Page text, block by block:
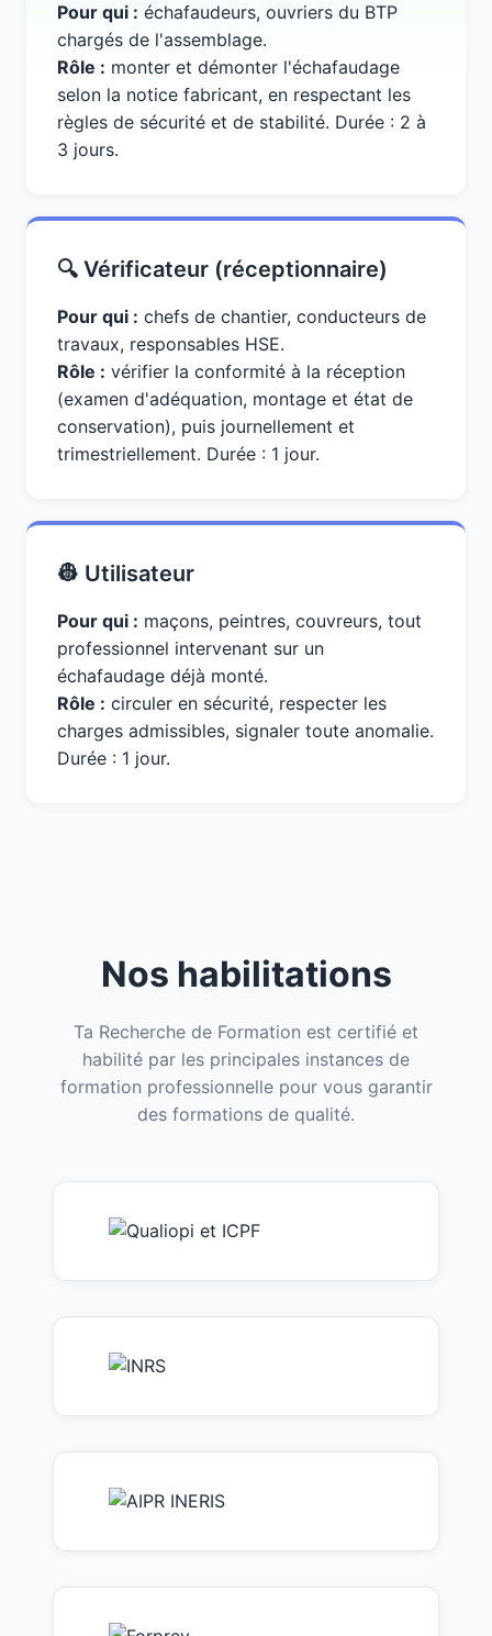
Pour qui : échafaudeurs, ouvriers du BTP
chargés de l'assemblage.
Rôle : monter et démonter l'échafaudage
selon la notice fabricant, en respectant les
règles de sécurité et de stabilité. Durée : 2 à
3 jours.
🔍 Vérificateur (réceptionnaire)
Pour qui : chefs de chantier, conducteurs de
travaux, responsables HSE.
Rôle : vérifier la conformité à la réception
(examen d'adéquation, montage et état de
conservation), puis journellement et
trimestriellement. Durée : 1 jour.
👷 Utilisateur
Pour qui : maçons, peintres, couvreurs, tout
professionnel intervenant sur un
échafaudage déjà monté.
Rôle : circuler en sécurité, respecter les
charges admissibles, signaler toute anomalie.
Durée : 1 jour.
Nos habilitations
Ta Recherche de Formation est certifié et
habilité par les principales instances de
formation professionnelle pour vous garantir
des formations de qualité.